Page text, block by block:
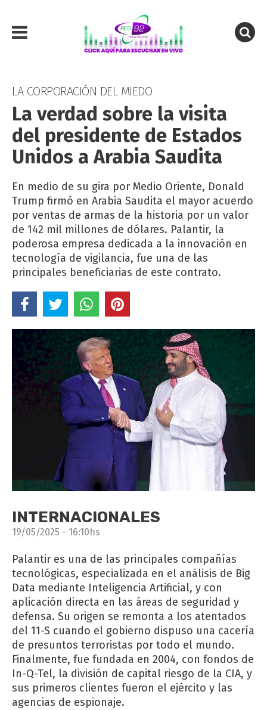
LA CORPORACIÓN DEL MIEDO
La verdad sobre la visita
del presidente de Estados
Unidos a Arabia Saudita
En medio de su gira por Medio Oriente, Donald
Trump firmó en Arabia Saudita el mayor acuerdo
por ventas de armas de la historia por un valor
de 142 mil millones de dólares. Palantir, la
poderosa empresa dedicada a la innovación en
tecnología de vigilancia, fue una de las
principales beneficiarias de este contrato.
INTERNACIONALES
19/05/2025 - 16:10hs
Palantir es una de las principales compañías
tecnológicas, especializada en el análisis de Big
Data mediante Inteligencia Artificial, y con
aplicación directa en las áreas de seguridad y
defensa. Su origen se remonta a los atentados
del 11-S cuando el gobierno dispuso una cacería
de presuntos terroristas por todo el mundo.
Finalmente, fue fundada en 2004, con fondos de
In-Q-Tel, la división de capital riesgo de la CIA, y
sus primeros clientes fueron el ejército y las
agencias de espionaje.